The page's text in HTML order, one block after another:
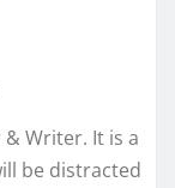
& Writer. It is a
be distracted